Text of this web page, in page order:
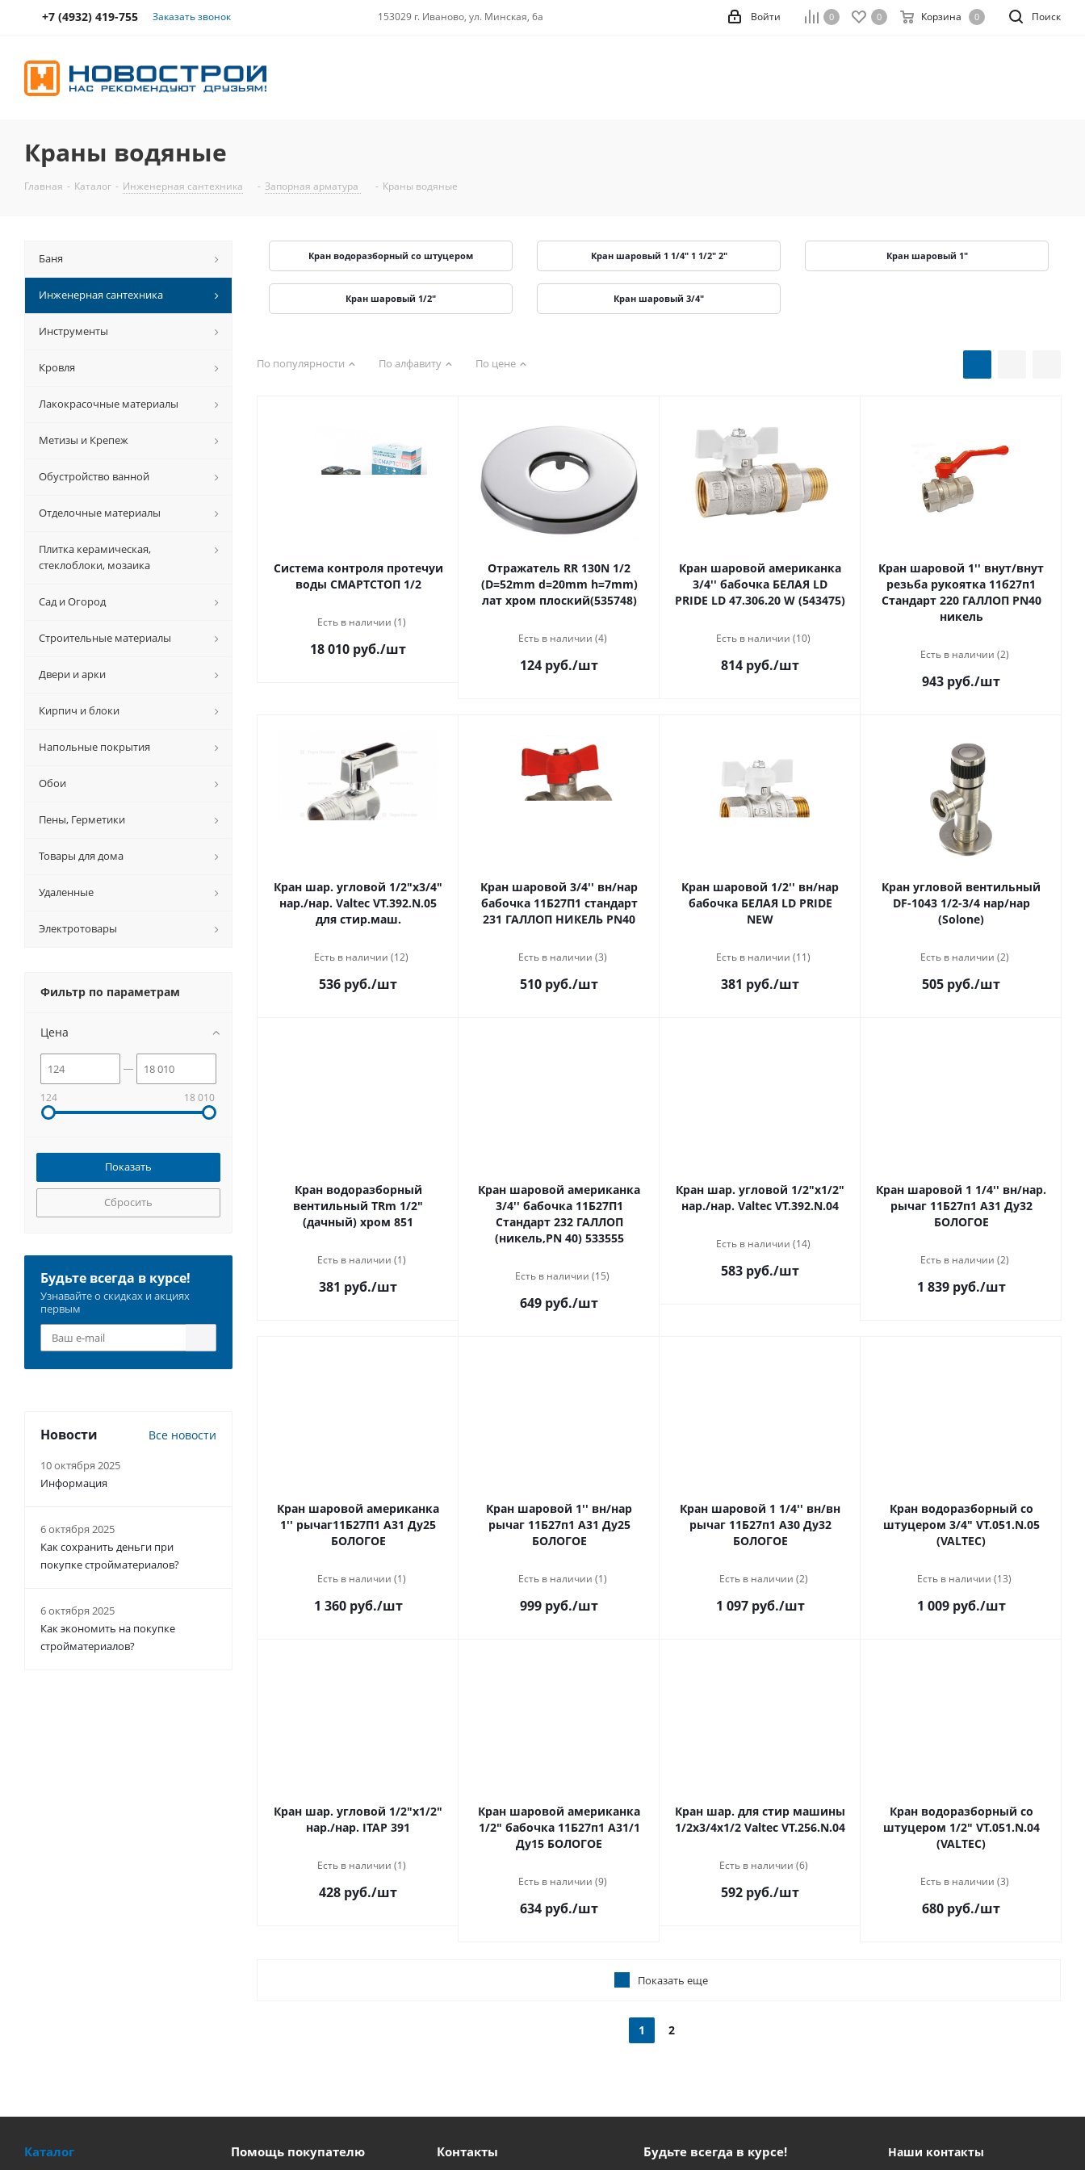
+7 (4932) 419-755 Заказать звонок 153029 г. Иваново, ул. Минская, 6а Поиск
0 0 Корзина 0
Войти
Краны водяные
Главная - Каталог - Инженерная сантехника - Запорная арматура - Краны водяные
Кран водоразборный со штуцером Кран шаровый 1 1/4" 1 1/2" 2" Кран шаровый 1"
Кран шаровый 1/2" Кран шаровый 3/4"
По популярности По алфавиту По цене
Система контроля протечуи
воды СМАРТСТОП 1/2
Есть в наличии (1)
18 010 руб./шт
Отражатель RR 130N 1/2
(D=52mm d=20mm h=7mm)
лат хром плоский(535748)
Есть в наличии (4)
124 руб./шт
Кран шаровой американка
3/4'' бабочка БЕЛАЯ LD
PRIDE LD 47.306.20 W (543475)
Есть в наличии (10)
814 руб./шт
Кран шаровой 1'' внут/внут
резьба рукоятка 11б27п1
Стандарт 220 ГАЛЛОП PN40
никель
Есть в наличии (2)
943 руб./шт
Кран шар. угловой 1/2"х3/4"
нар./нар. Valtec VT.392.N.05
для стир.маш.
Есть в наличии (12)
536 руб./шт
Кран шаровой 3/4'' вн/нар
бабочка 11Б27П1 стандарт
231 ГАЛЛОП НИКЕЛЬ PN40
Есть в наличии (3)
510 руб./шт
Кран шаровой 1/2'' вн/нар
бабочка БЕЛАЯ LD PRIDE
NEW
Есть в наличии (11)
381 руб./шт
Кран угловой вентильный
DF-1043 1/2-3/4 нар/нар
(Solone)
Есть в наличии (2)
505 руб./шт
Кран водоразборный
вентильный TRm 1/2"
(дачный) хром 851
Есть в наличии (1)
381 руб./шт
Кран шаровой американка
3/4'' бабочка 11Б27П1
Стандарт 232 ГАЛЛОП
(никель,PN 40) 533555
Есть в наличии (15)
649 руб./шт
Кран шар. угловой 1/2"х1/2"
нар./нар. Valtec VT.392.N.04
Есть в наличии (14)
583 руб./шт
Кран шаровой 1 1/4'' вн/нар.
рычаг 11Б27п1 А31 Ду32
БОЛОГОЕ
Есть в наличии (2)
1 839 руб./шт
Кран шаровой американка
1'' рычаг11Б27П1 А31 Ду25
БОЛОГОЕ
Есть в наличии (1)
1 360 руб./шт
Кран шаровой 1'' вн/нар
рычаг 11Б27п1 А31 Ду25
БОЛОГОЕ
Есть в наличии (1)
999 руб./шт
Кран шаровой 1 1/4'' вн/вн
рычаг 11Б27п1 А30 Ду32
БОЛОГОЕ
Есть в наличии (2)
1 097 руб./шт
Кран водоразборный со
штуцером 3/4" VT.051.N.05
(VALTEC)
Есть в наличии (13)
1 009 руб./шт
Кран шар. угловой 1/2"х1/2"
нар./нар. ITAP 391
Есть в наличии (1)
428 руб./шт
Кран шаровой американка
1/2" бабочка 11Б27п1 А31/1
Ду15 БОЛОГОЕ
Есть в наличии (9)
634 руб./шт
Кран шар. для стир машины
1/2х3/4х1/2 Valtec VT.256.N.04
Есть в наличии (6)
592 руб./шт
Кран водоразборный со
штуцером 1/2" VT.051.N.04
(VALTEC)
Есть в наличии (3)
680 руб./шт
Показать еще
1 2
Баня
Инженерная сантехника
Инструменты
Кровля
Лакокрасочные материалы
Метизы и Крепеж
Обустройство ванной
Отделочные материалы
Плитка керамическая,
стеклоблоки, мозаика
Сад и Огород
Строительные материалы
Двери и арки
Кирпич и блоки
Напольные покрытия
Обои
Пены, Герметики
Товары для дома
Удаленные
Электротовары
Фильтр по параметрам
Цена
124 18 010
Сбросить
Будьте всегда в курсе!
Узнавайте о скидках и акциях
первым
Новости Все новости
10 октября 2025
Информация
6 октября 2025
Как сохранить деньги при
покупке стройматериалов?
6 октября 2025
Как экономить на покупке
стройматериалов?
Каталог Помощь покупателю Контакты Будьте всегда в курсе! Наши контакты